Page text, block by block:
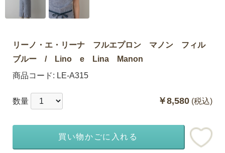
リーノ・エ・リーナ フルエプロン マノン フィル
ブルー / Lino e Lina Manon
商品コード: LE-A315
￥8,580 (税込)
数量
買い物かごに入れる